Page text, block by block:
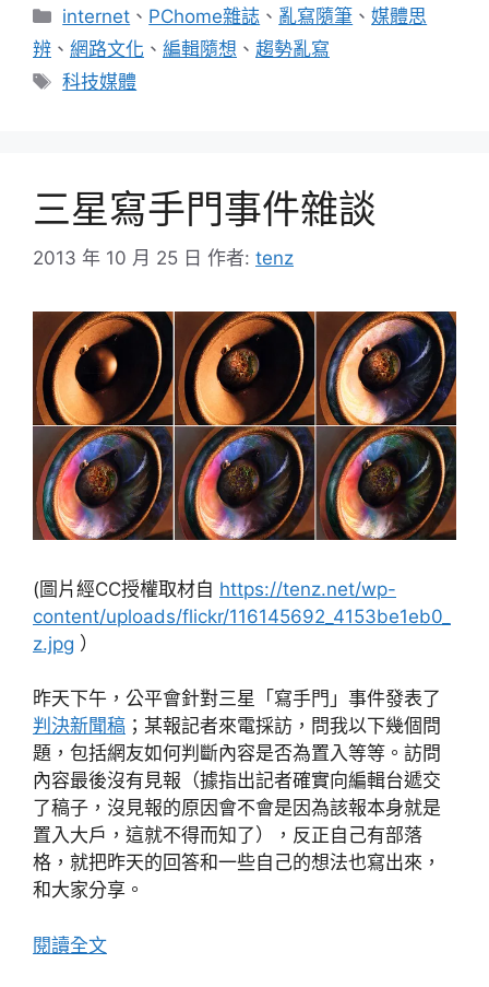
分
類
internet 、 PChome雜誌 、 亂寫隨筆 、媒體思
辨 、 網路文化 、 編輯隨想 、 趨勢亂寫
標
科技媒體
三星寫手門事件雜談
2013 年 10 月 25 日 作者: tenz
(圖片經CC授權取材自 https://tenz.net/wp-
content/uploads/flickr/116145692_4153be1eb0_
z.jpg ）
昨天下午，公平會針對三星「寫手門」事件發表了
判決新聞稿 ；某報記者來電採訪，問我以下幾個問
題，包括網友如何判斷內容是否為置入等等。訪問
內容最後沒有見報（據指出記者確實向編輯台遞交
了稿子，沒見報的原因會不會是因為該報本身就是
置入大戶，這就不得而知了），反正自己有部落
格，就把昨天的回答和一些自己的想法也寫出來，
和大家分享。
閱讀全文